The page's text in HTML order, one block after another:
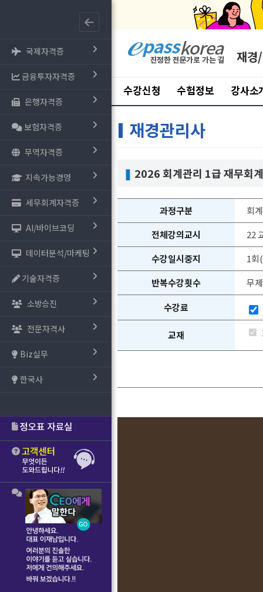
국제자격증
금융투자자격증
은행자격증
보험자격증
무역자격증
지속가능경영
세무회계자격증
AI/바이브코딩
데이터분석/마케팅
기술자격증
소방승진
전문자격사
Biz실무
한국사
재경
수강신청 수험정보 강사소
재경관리사
❚ 2026 회계관리 1급 재무회
과정구분
회
전체강의교시
22
수강일시중지
1회
반복수강횟수
무
수강료
교재